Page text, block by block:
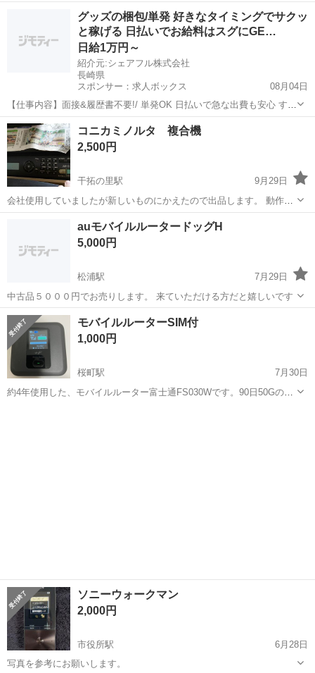
電話、ＦＡＸ 公衆電話
グッズの梱包/単発 好きなタイミングでサクッ
と稼げる 日払いでお給料はスグにGE…
日給1万円～
紹介元:シェアフル株式会社
長崎県
スポンサー：求人ボックス
08月04日
【仕事内容】面接&履歴書不要!/ 単発OK 日払いで急な出費も安心 すぐ
働けて、お給料もスグGET! お仕事内容の一例 ・アパレル商品の梱包
・おもちゃのラベル貼り ・グッズの仕分け ・お菓子のシール貼り ・
コスメの検品 …etc...
アルバイト・パート
コニカミノルタ 複合機
2,500円
干拓の里駅
9月29日
会社使用していましたが新しいものにかえたので出品します。 動作は
確認できています。 トナー残量不明。 お値段交渉はできません。 諫
早市内引取のみです。 かなり重たく大きいので軽トラ引き取りが良
干拓の里駅 電話、ＦＡＸ
auモバイルルータードッグH
5,000円
松浦駅
7月29日
中古品５０００円でお売りします。 来ていただける方だと嬉しいです
長崎 松浦駅 電話、ＦＡＸ モバイルルーター
モバイルルーターSIM付
1,000円
桜町駅
7月30日
約4年使用した、モバイルルーター富士通FS030Wです。90日50Gの
ソニーウォークマン
2,000円
市役所駅
6月28日
写真を参考にお願いします。